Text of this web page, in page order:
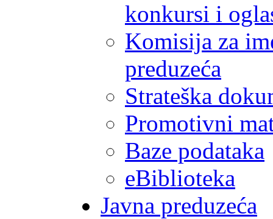
konkursi i
Komisija za
preduzeća
Strateška
Promotivni
Baze podataka
eBiblioteka
Javna preduzeća